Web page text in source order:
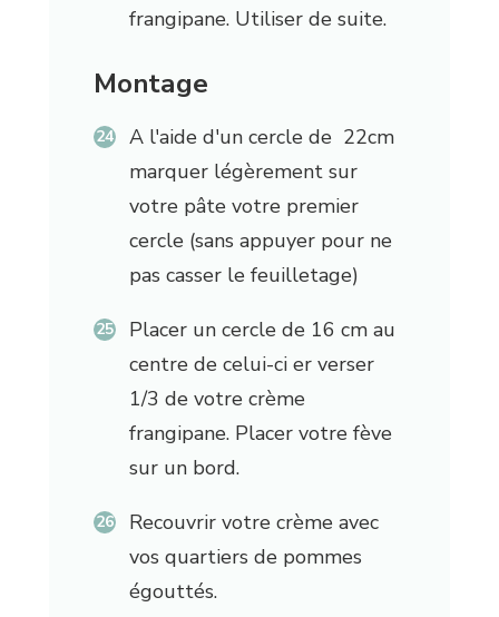
frangipane. Utiliser de suite.
Montage
A l'aide d'un cercle de 22cm
marquer légèrement sur
votre pâte votre premier
cercle (sans appuyer pour ne
pas casser le feuilletage)
Placer un cercle de 16 cm au
centre de celui-ci er verser
1/3 de votre crème
frangipane. Placer votre fève
sur un bord.
Recouvrir votre crème avec
vos quartiers de pommes
égouttés.